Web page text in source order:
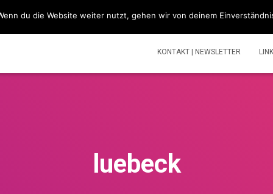
SIMSONBLOG „LASS KNATTERN“ SIMSON TOUREN |
KONTAKT | NEWSLETTER
luebeck
du die Website weiter nutzt, gehen wir von deinem